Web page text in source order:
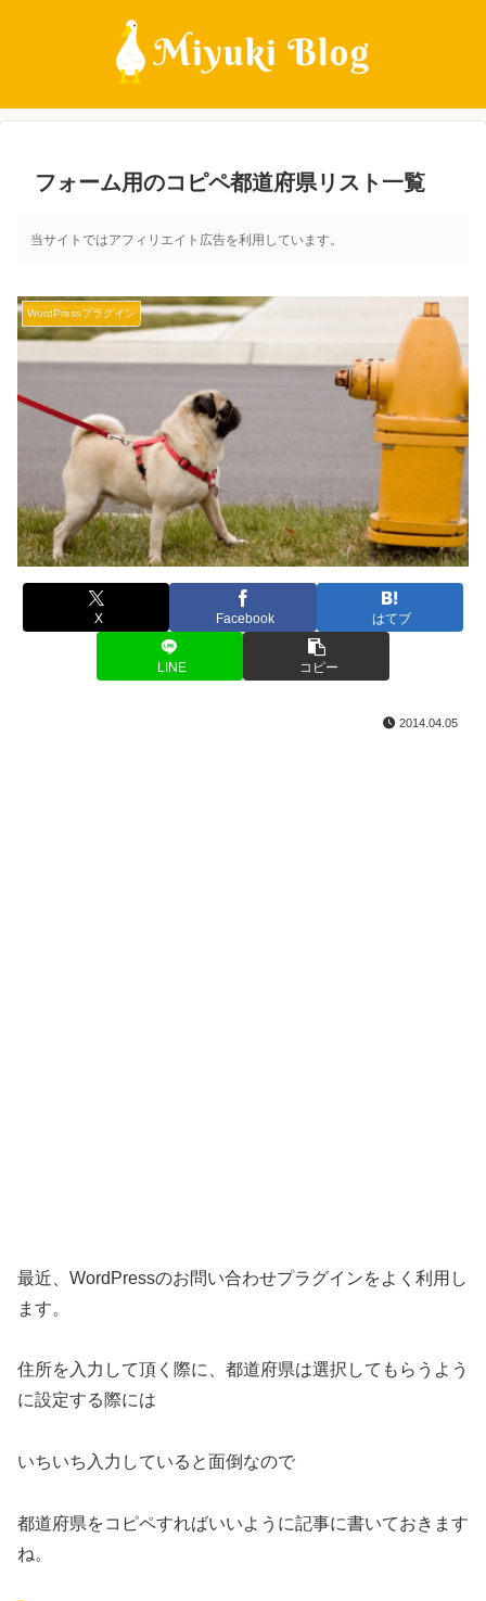
フォーム用のコピペ都道府県リスト一覧
当サイトではアフィリエイト広告を利用しています。
WordPressプラグイン
X Facebook はてブ
LINE コピー
2014.04.05
最近、WordPressのお問い合わせプラグインをよく利用し
ます。
住所を入力して頂く際に、都道府県は選択してもらうよう
に設定する際には
いちいち入力していると面倒なので
都道府県をコピペすればいいように記事に書いておきます
ね。